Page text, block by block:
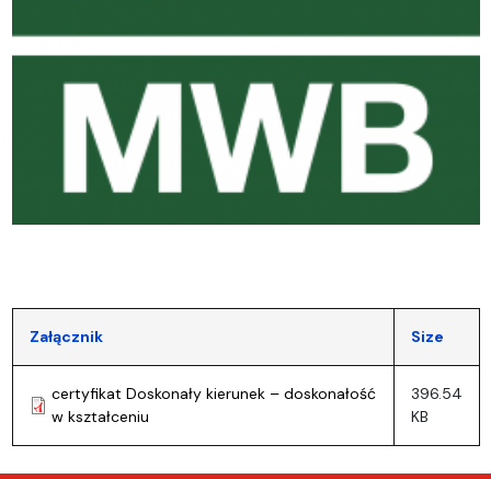
Załącznik Size
certyfikat Doskonały kierunek – doskonałość
w kształceniu
396.54
KB